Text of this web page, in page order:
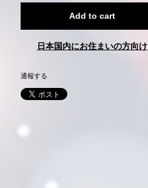
Add to cart
日本国内にお住まいの方向け
通報する